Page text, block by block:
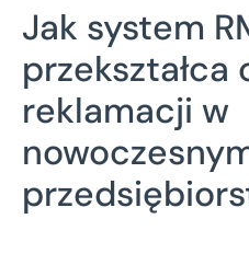
Jak system
przekształca
reklamacji w